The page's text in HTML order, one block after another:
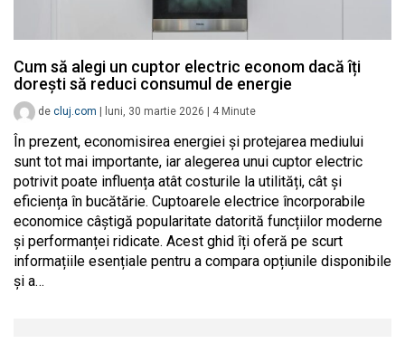
Cum să alegi un cuptor electric econom dacă îți
dorești să reduci consumul de energie
de cluj.com luni, 30 martie 2026 4 Minute
În prezent, economisirea energiei și protejarea mediului
sunt tot mai importante, iar alegerea unui cuptor electric
potrivit poate influența atât costurile la utilități, cât și
eficiența în bucătărie. Cuptoarele electrice încorporabile
economice câștigă popularitate datorită funcțiilor moderne
și performanței ridicate. Acest ghid îți oferă pe scurt
informațiile esențiale pentru a compara opțiunile disponibile
și a…